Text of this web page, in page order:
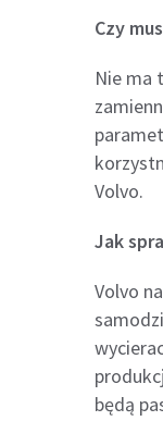
Czy
Nie ma
Volvo.
Jak
Volvo
będą